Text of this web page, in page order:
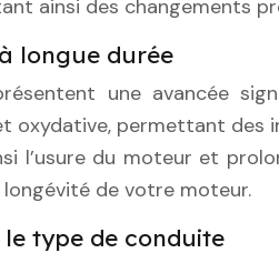
ainsi des
longue durée
une avancée
oxydative, permettant des
l’usure du moteur et
de votre moteur.
type de conduite